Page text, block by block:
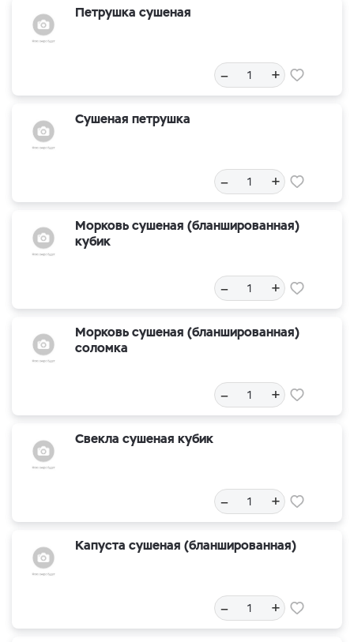
Петрушка сушеная
– +
Сушеная петрушка
– +
Морковь сушеная (бланшированная)
кубик
– +
Морковь сушеная (бланшированная)
соломка
– +
Свекла сушеная кубик
– +
Капуста сушеная (бланшированная)
– +